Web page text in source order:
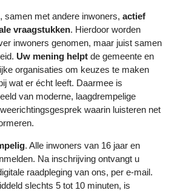
samen met andere inwoners,actief
vraagstukken. Hierdoor worden
inwoners genomen, maar juist samen
Uw mening helpt de gemeente en
organisaties om keuzes te maken
bij wat er écht leeft. Daarmee is
van moderne, laagdrempelige
waarin luisteren net
. Alle inwoners van 16 jaar en
Na inschrijving ontvangt u
raadpleging van ons, per e-mail.
slechts 5 tot 10 minuten, is